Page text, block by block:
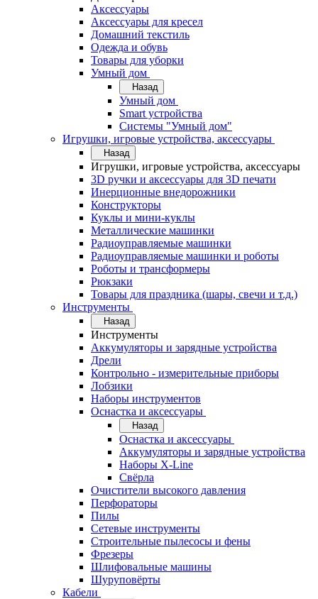
Аксессуары
Аксессуары для кресел
Домашний текстиль
Одежда и обувь
Товары для уборки
Умный дом
Назад
Умный дом
Smart устройства
Системы "Умный дом"
Игрушки, игровые устройства, аксессуары
Назад
Игрушки, игровые устройства, аксессуары
3D ручки и аксессуары для 3D печати
Инерционные внедорожники
Конструкторы
Куклы и мини-куклы
Металлические машинки
Радиоуправляемые машинки
Радиоуправляемые машинки и роботы
Роботы и трансформеры
Рюкзаки
Товары для праздника (шары, свечи и т.д.)
Инструменты
Назад
Инструменты
Аккумуляторы и зарядные устройства
Дрели
Контрольно - измерительные приборы
Лобзики
Наборы инструментов
Оснастка и аксессуары
Назад
Оснастка и аксессуары
Аккумуляторы и зарядные устройства
Наборы X-Line
Свёрла
Очистители высокого давления
Перфораторы
Пилы
Сетевые инструменты
Строительные пылесосы и фены
Фрезеры
Шлифовальные машины
Шуруповёрты
Кабели